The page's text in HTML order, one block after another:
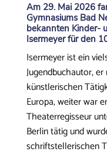
Am 29. Mai 2026
Gymnasiums Bad
bekannten Kinder-
Isermeyer für den
Isermeyer ist ein
Jugendbuchautor,
künstlerischen
Europa, weiter war
Theaterregisseur
Berlin tätig und
schriftstellerischen